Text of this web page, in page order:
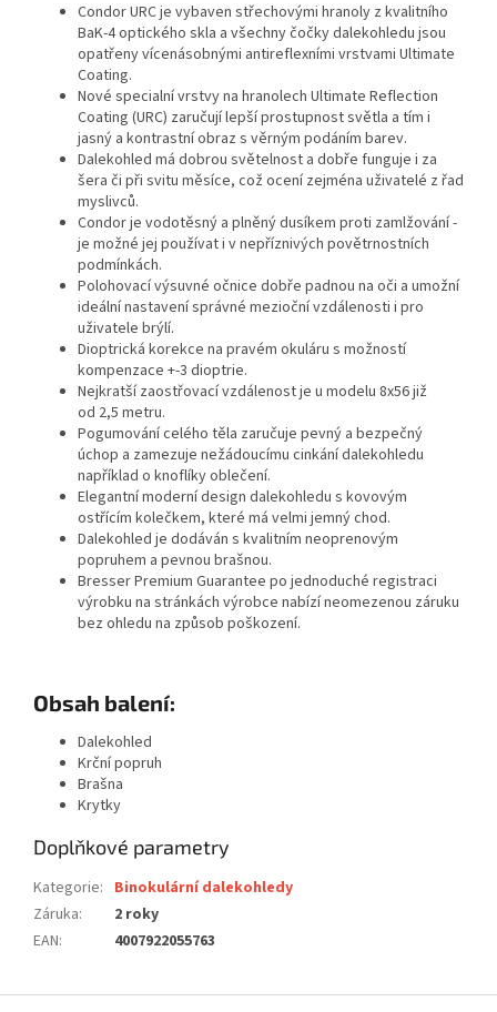
Condor URC je vybaven střechovými hranoly z kvalitního
BaK-4 optického skla a všechny čočky dalekohledu jsou
opatřeny vícenásobnými antireflexními vrstvami Ultimate
Coating.
Nové specialní vrstvy na hranolech Ultimate Reflection
Coating (URC) zaručují lepší prostupnost světla a tím i
jasný a kontrastní obraz s věrným podáním barev.
Dalekohled má dobrou světelnost a dobře funguje i za
šera či při svitu měsíce, což ocení zejména uživatelé z řad
myslivců.
Condor je vodotěsný a plněný dusíkem proti zamlžování -
je možné jej používat i v nepříznivých povětrnostních
podmínkách.
Polohovací výsuvné očnice dobře padnou na oči a umožní
ideální nastavení správné mezioční vzdálenosti i pro
uživatele brýlí.
Dioptrická korekce na pravém okuláru s možností
kompenzace +-3 dioptrie.
Nejkratší zaostřovací vzdálenost je u modelu 8x56 již
od 2,5 metru.
Pogumování celého těla zaručuje pevný a bezpečný
úchop a zamezuje nežádoucímu cinkání dalekohledu
například o knoflíky oblečení.
Elegantní moderní design dalekohledu s kovovým
ostřícím kolečkem, které má velmi jemný chod.
Dalekohled je dodáván s kvalitním neoprenovým
popruhem a pevnou brašnou.
Bresser Premium Guarantee po jednoduché registraci
výrobku na stránkách výrobce nabízí neomezenou záruku
bez ohledu na způsob poškození.
Obsah balení:
Dalekohled
Krční popruh
Brašna
Krytky
Doplňkové parametry
Kategorie: Binokulární dalekohledy
Záruka:
2 roky
EAN: 4007922055763